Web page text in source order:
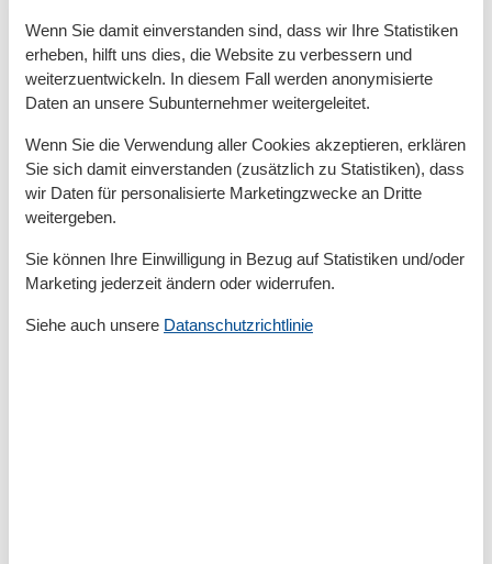
Anzahl der Duschen
Dusche
Haartrockner
Waschbecken
Basic
Anzahl der Stockwerke
Kinder willkommen
Nichtraucher
Quadratmeter
38 m²
Zimmer
Draußen
Wenn Sie damit einverstanden sind, dass wir Ihre Statistiken
erheben, hilft uns dies, die Website zu verbessern und
weiterzuentwickeln. In diesem Fall werden anonymisierte
Daten an unsere Subunternehmer weitergeleitet.
Wenn Sie die Verwendung aller Cookies akzeptieren, erklären
Sie sich damit einverstanden (zusätzlich zu Statistiken), dass
wir Daten für personalisierte Marketingzwecke an Dritte
weitergeben.
Sie können Ihre Einwilligung in Bezug auf Statistiken und/oder
Marketing jederzeit ändern oder widerrufen.
Siehe auch unsere Datanschutzrichtlinie